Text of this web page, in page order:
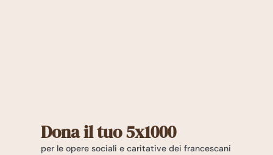
Dona il tuo 5x1000
per le opere sociali e caritative dei francescani